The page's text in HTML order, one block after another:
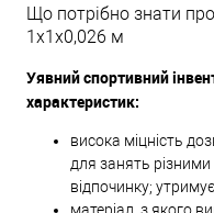
Що потрібно знати
1x1x0,026 м
Уявний спортивний
характеристик:
висока міцність
для занять
відпочинку;
матеріал, з якого